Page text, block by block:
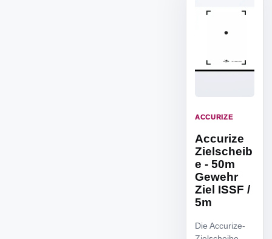
ACCURIZE
Accurize
Zielscheib
e - 50m
Gewehr
Ziel ISSF /
5m
Die Accurize-